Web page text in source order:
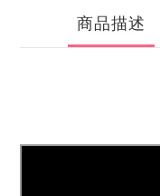
商品描述